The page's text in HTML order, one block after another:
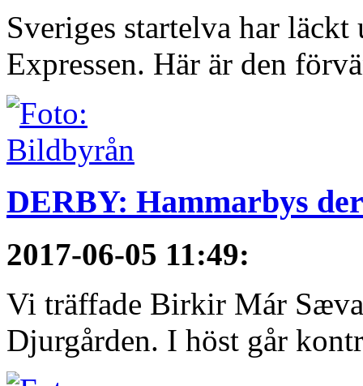
Sveriges startelva har
Expressen. Här är den
DERBY: Hammarbys
2017-06-05 11:49:
Vi träffade Birkir Már
Djurgården. I höst går